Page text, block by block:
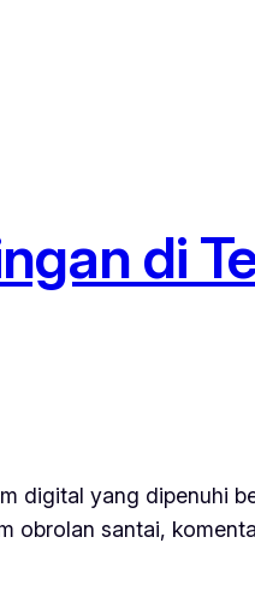
di
digital yang dipenuhi
obrolan santai,